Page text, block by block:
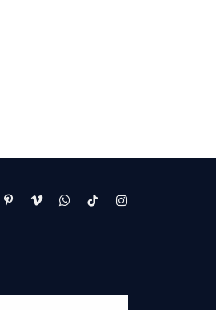
PinterestVimeoWhatsApp
TikTokInstagram